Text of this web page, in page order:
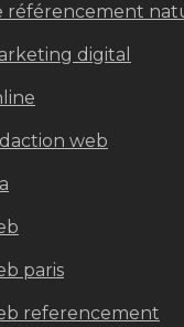
référencement
digital
web
paris
referencement